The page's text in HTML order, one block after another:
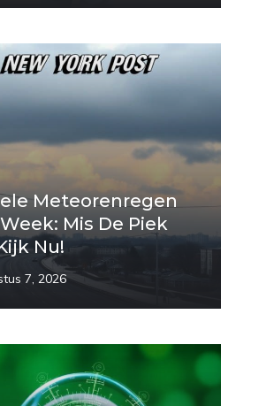
Meteorenregen
Mis De Piek
Nu!
7, 2026